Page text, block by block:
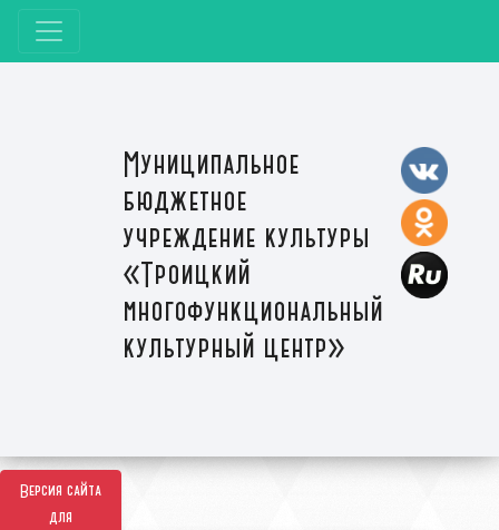
Версия сайта
для
Муниципальное
бюджетное
учреждение культуры
«Троицкий
многофункциональный
культурный центр»